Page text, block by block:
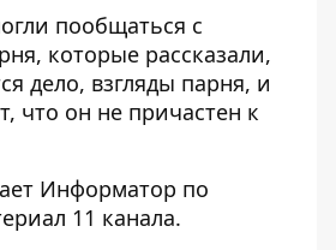
пообщаться с
которые рассказали,
дело, взгляды парня, и
что он не причастен к
Информатор по
11 канала.